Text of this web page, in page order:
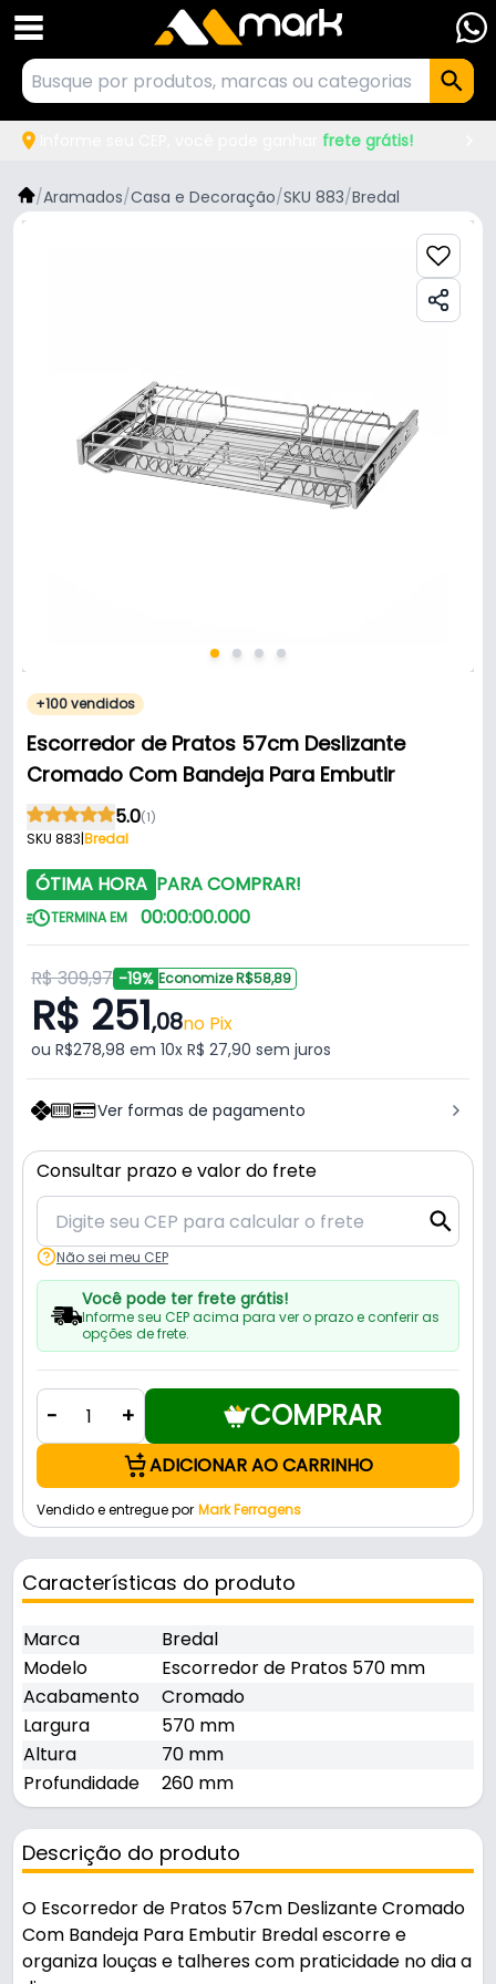
frete grátis!
/Aramados/Casa e Decoração/SKU 883/Bredal
+100 vendidos
Escorredor de Pratos 57cm Deslizante
Cromado Com Bandeja Para Embutir
5.0(1)
SKU 883|Bredal
ÓTIMA HORA PARA COMPRAR!
TERMINA EM 00:00:00.000
R$ 309,97 -19% Economize R$58,89
R$ 251,08no Pix
ou R$278,98 em 10x R$ 27,90 sem juros
Ver formas de pagamento
Consultar prazo e valor do frete
Não sei meu CEP
Você pode ter frete grátis!
Informe seu CEP acima para ver o prazo e conferir as
opções de frete.
- + COMPRAR
ADICIONAR AO CARRINHO
Vendido e entregue por Mark Ferragens
Características do produto
Marca
Bredal
Modelo
Escorredor de Pratos 570 mm
Acabamento
Cromado
Largura
570 mm
Altura
70 mm
Profundidade
260 mm
Descrição do produto
O Escorredor de Pratos 57cm Deslizante Cromado
Com Bandeja Para Embutir Bredal escorre e
organiza louças e talheres com praticidade no dia a